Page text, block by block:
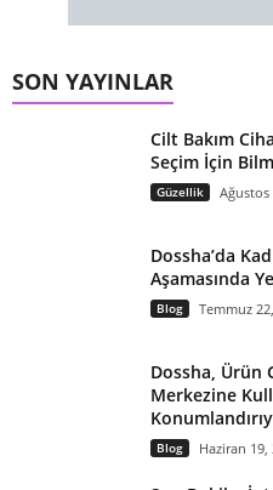
SON YAYINLAR
Cilt Bakım
Seçim İçin
Güzellik Ağustos
Dossha’da
Aşamasında
Blog Temmuz
Dossha, Ürün
Merkezine
Blog Haziran 19,